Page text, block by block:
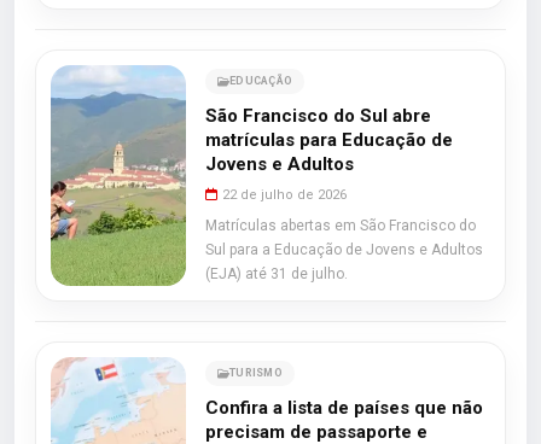
EDUCAÇÃO
São Francisco do Sul abre
matrículas para Educação de
Jovens e Adultos
22 de julho de 2026
Matrículas abertas em São Francisco do
Sul para a Educação de Jovens e Adultos
(EJA) até 31 de julho.
TURISMO
Confira a lista de países que não
precisam de passaporte e